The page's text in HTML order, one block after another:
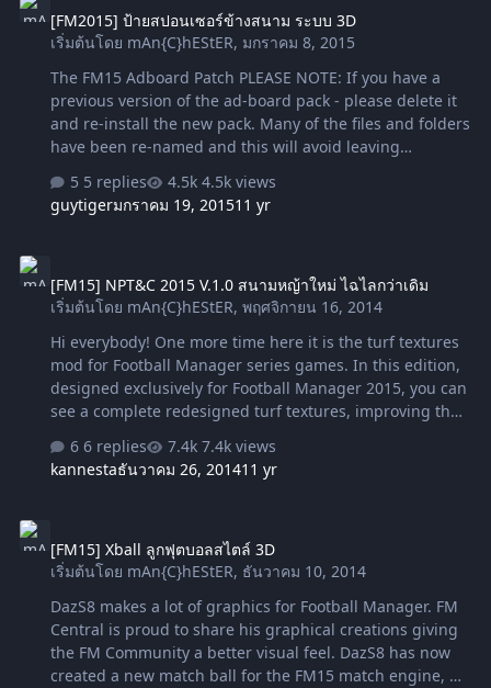
most rubbish of newgens, just because they look so
good! C:\Program
Files\Steam\steamapps\common\Football Manager
2015\data\facegen\hair Download EMIL D…
[FM2015] ป้ายสปอนเซอร์ข้างสนาม ระบบ 3D
เริ่มต้นโดย mAn{C}hEStER, มกราคม 8, 2015
The FM15 Adboard Patch PLEASE NOTE: If you have a
previous version of the ad-board pack - please delete it
and re-install the new pack. Many of the files and folders
have been re-named and this will avoid leaving
ไม่ยากเลย มีรูปประกอบ Reload Skin > Confirm Download
(ต้องดาวน์โหลดตัวนี้ก่อน แล้วไปวาง) -------------------------------
Download tnals473, tv_capper, sortitoutsi
5 replies
4.5k views
guytigerมกราคม 19, 201511 yr
[FM15] NPT&C 2015 V.1.0 สนามหญ้าใหม่ ไฉไลกว่าเดิม
เริ่มต้นโดย mAn{C}hEStER,พฤศจิกายน 16, 2014
Hi everybody! One more time here it is the turf textures
mod for Football Manager series games. In this edition,
designed exclusively for Football Manager 2015, you can
see a complete redesigned turf textures, improving the
freshly cut grass from the bench? ลงไว้ที่ : C:\Program
Files (x86)\Steam\SteamApps\common\Football Manager
6 replies
7.4k views
kannestaธันวาคม 26, 201411 yr
[FM15] Xball ลูกฟุตบอลสไตล์ 3D
เริ่มต้นโดย mAn{C}hEStER, ธันวาคม 10, 2014
DazS8 makes a lot of graphics for Football Manager. FM
Central is proud to share his graphical creations giving
the FM Community a better visual feel. DazS8 has now
created a new match ball for the FM15 match engine, he